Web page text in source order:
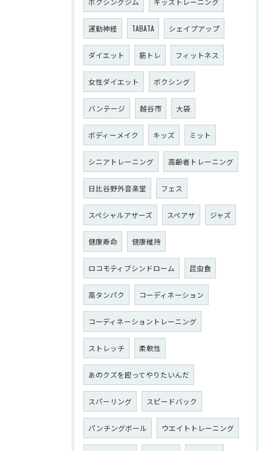
運動神経 TABATA シェイプアップ
ダイエット 筋トレ フィットネス
女性ダイエット ボクシング
バンテージ 越谷市 大袋
ボディーメイク キッズ ミット
シニアトレーニング 高齢者トレーニング
日比谷野外音楽堂 フェス
スペシャルアザーズ スペアザ ジャズ
健康寿命 健康維持
ロコモティブシンドローム 昆虫食
高タンパク コーディネーション
コーディネーショントレーニング
ストレッチ 柔軟性
あのクズを殴ってやりたいんだ
スパーリング スピードバック
パンチングボール ウエイトトレーニング